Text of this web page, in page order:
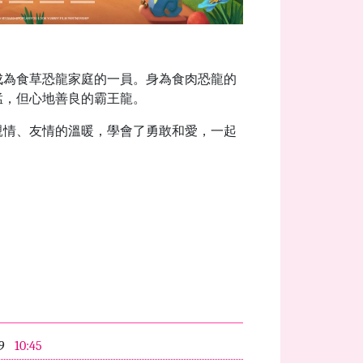
食草恐龍家庭的一員。身為食肉恐龍的
但心地善良的霸王龍。
、友情的溫暖，學會了勇敢和愛，一起
10:45